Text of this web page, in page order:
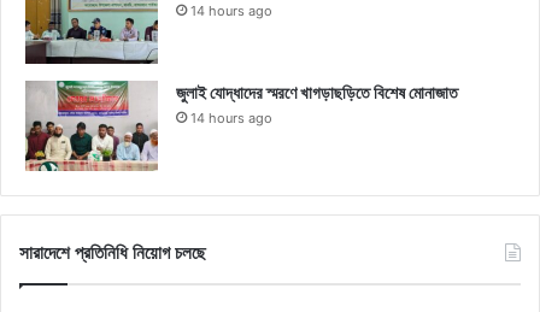
14 hours ago
জুলাই যোদ্ধাদের স্মরণে খাগড়াছড়িতে বিশেষ মোনাজাত
14 hours ago
সারাদেশে প্রতিনিধি নিয়োগ চলছে